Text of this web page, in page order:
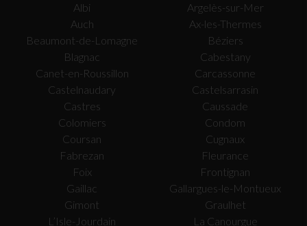
Albi
Argelès-sur-Mer
Auch
Ax-les-Thermes
Beaumont-de-Lomagne
Béziers
Blagnac
Cabestany
Canet-en-Roussillon
Carcassonne
Castelnaudary
Castelsarrasin
Castres
Caussade
Colomiers
Condom
Coursan
Cugnaux
Fabrezan
Fleurance
Foix
Frontignan
Gaillac
Gallargues-le-Montueux
Gimont
Graulhet
L’Isle-Jourdain
La Canourgue